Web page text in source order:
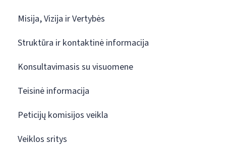
Misija, Vizija ir Vertybės
Struktūra ir kontaktinė informacija
Konsultavimasis su visuomene
Teisinė informacija
Peticijų komisijos veikla
Veiklos sritys